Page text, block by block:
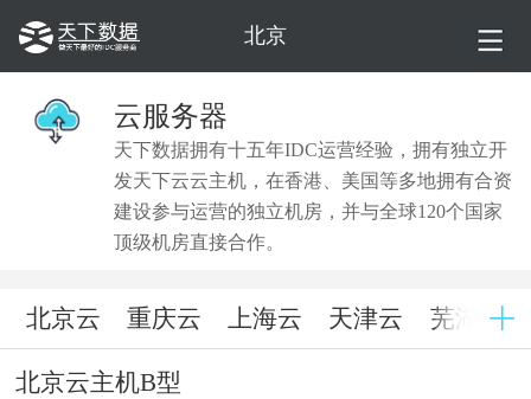
北京
云服务器
天下数据拥有十五年IDC运营经验，拥有独立开
发天下云云主机，在香港、美国等多地拥有合资
建设参与运营的独立机房，并与全球120个国家
顶级机房直接合作。
北京云 重庆云 上海云 天津云 芜湖云
北京云主机B型